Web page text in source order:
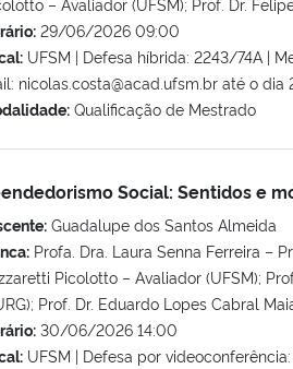
29/06/2026 09:00
UFSM | Defesa híbrida: 2243/74A |
nicolas.costa@acad.ufsm.br até o
Qualificação de Mestrado
Social: Sentidos e
Guadalupe dos Santos Almeida
Profa. Dra. Laura Senna Ferreira –
Picolotto – Avaliador (UFSM);
Prof. Dr. Eduardo Lopes Cabral
30/06/2026 14:00
UFSM | Defesa por